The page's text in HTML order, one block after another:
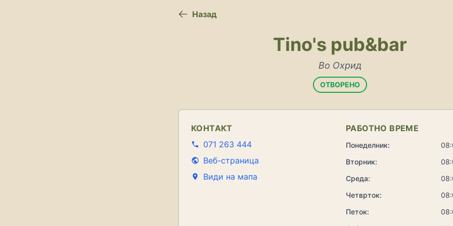
Назад
Tino's pub&bar
Во Охрид
ОТВОРЕНО
КОНТАКТ
071 263 444
Веб-страница
Види на мапа
РАБОТНО ВРЕМЕ
Понеделник:
Вторник:
Среда:
Четврток:
Петок: